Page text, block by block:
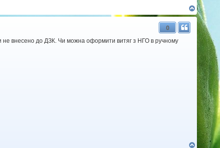
Д
о
г
о
0
не внесено до ДЗК. Чи можна оформити витяг з НГО в ручному